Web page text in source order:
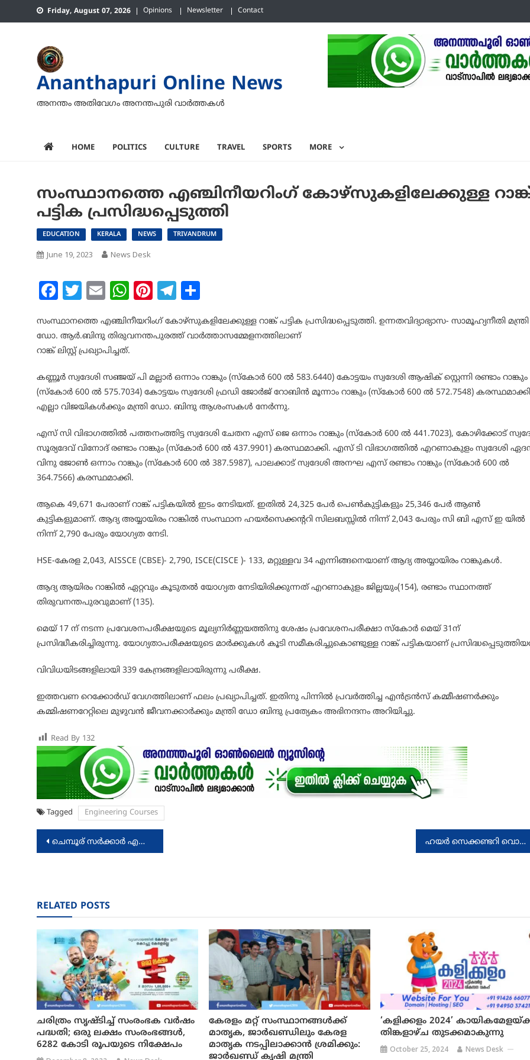
to
Friday, August 07, 2026 Opinions Newsletter Contact
Ananthapuri Online News
അനന്തം അതിവേഗം അനന്തപുരി വാര്‍ത്തകള്‍
HOME POLITICS CULTURE TRAVEL SPORTS MORE
സംസ്ഥാനത്തെ എഞ്ചിനീയറിംഗ് കോഴ്സുകളിലേക്കുള്ള
പട്ടിക പ്രസിദ്ധപ്പെടുത്തി
EDUCATION KERALA NEWS TRIVANDRUM
June 19, 2023 News Desk
Facebook
Twitter
EmailWhatsApp
Pinterest
Telegram
സംസ്ഥാനത്തെ എഞ്ചിനീയറിംഗ് കോഴ്സുകളിലേക്കുള്ള റാങ്ക് പട്ടിക പ്രസിദ്ധപ്പെടുത്തി. ഉന്നതവിദ്യാഭ്യാസ- സാമൂഹ്യനീതി മന്ത്രി
ഡോ. ആർ.ബിന്ദു തിരുവനന്തപുരത്ത് വാർത്താസമ്മേളനത്തിലാണ്
റാങ്ക് ലിസ്റ്റ് പ്രഖ്യാപിച്ചത്.
കണ്ണൂർ സ്വദേശി സഞ്ജയ് പി മല്ലാർ ഒന്നാം റാങ്കും (സ്കോർ 600 ൽ 583.6440) കോട്ടയം സ്വദേശി ആഷിക് സ്റ്റെന്നി രണ്ടാം റാങ്കും
(സ്കോർ 600 ൽ 575.7034) കോട്ടയം സ്വദേശി ഫ്രഡി ജോർജ് റോബിൻ മൂന്നാം റാങ്കും (സ്കോർ 600 ൽ 572.7548)
എല്ലാ വിജയികൾക്കും മന്ത്രി ഡോ. ബിന്ദു ആശംസകൾ നേർന്നു.
എസ് സി വിഭാഗത്തിൽ പത്തനംത്തിട്ട സ്വദേശി ചേതന എസ് ജെ ഒന്നാം റാങ്കും (സ്കോർ 600 ൽ 441.7023), കോഴിക്കോട്
സൂര്യദേവ് വിനോദ് രണ്ടാം റാങ്കും (സ്കോർ 600 ൽ 437.9901) കരസ്ഥമാക്കി. എസ് ടി വിഭാഗത്തിൽ എറണാകുളം സ്വദേശി
വിനു ജോൺ ഒന്നാം റാങ്കും (സ്കോർ 600 ൽ 387.5987), പാലക്കാട് സ്വദേശി അനഘ എസ് രണ്ടാം റാങ്കും (സ്കോർ 600 ൽ
364.7566) കരസ്ഥമാക്കി.
ആകെ 49,671 പേരാണ് റാങ്ക് പട്ടികയിൽ ഇടം നേടിയത്. ഇതിൽ 24,325 പേർ പെൺകുട്ടികളും 25,346 പേർ ആൺ
കുട്ടികളുമാണ്. ആദ്യ അയ്യായിരം റാങ്കിൽ സംസ്ഥാന ഹയർസെക്കന്ററി സിലബസ്സിൽ നിന്ന് 2,043 പേരും സി ബി എസ് ഇ യിൽ
നിന്ന് 2,790 പേരും യോഗ്യത നേടി.
HSE-കേരള 2,043, AISSCE (CBSE)- 2,790, ISCE(CISCE )- 133, മറ്റുള്ളവ 34 എന്നിങ്ങനെയാണ് ആദ്യ അയ്യായിരം റാങ്കുകൾ.
ആദ്യ ആയിരം റാങ്കിൽ ഏറ്റവും കൂടുതൽ യോഗ്യത നേടിയിരിക്കുന്നത് എറണാകുളം ജില്ലയും(154), രണ്ടാം സ്ഥാനത്ത്
തിരുവനന്തപുരവുമാണ് (135).
മെയ് 17 ന് നടന്ന പ്രവേശനപരീക്ഷയുടെ മൂല്യനിർണ്ണയത്തിനു ശേഷം പ്രവേശനപരീക്ഷാ സ്‍കോർ മെയ് 31ന്
പ്രസിദ്ധീകരിച്ചിരുന്നു. യോഗ്യതാപരീക്ഷയുടെ മാർക്കുകൾ കൂടി സമീകരിച്ചുകൊണ്ടുള്ള റാങ്ക് പട്ടികയാണ്
വിവിധയിടങ്ങളിലായി 339 കേന്ദ്രങ്ങളിലായിരുന്നു പരീക്ഷ.
ഇത്തവണ റെക്കോർഡ് വേഗത്തിലാണ് ഫലം പ്രഖ്യാപിച്ചത്. ഇതിനു പിന്നിൽ പ്രവർത്തിച്ച എൻട്രൻസ് കമ്മീഷണർക്കും
കമ്മിഷണറേറ്റിലെ മുഴുവൻ ജീവനക്കാർക്കും മന്ത്രി ഡോ ബിന്ദു പ്രത്യേകം അഭിനന്ദനം അറിയിച്ചു.
Read By 132
Tagged Engineering Courses
Post
ചെമ്പൂര് സര്‍ക്കാര്‍ എല്‍.പി സ്‌കൂളിന് പുതിയ ഓഡിറ്റോറിയം ഹയർ സെക്കണ്ടറി വൊക്കേഷണൽ വിഭാഗം നാഷണൽ സർവീസ് സ്കീം സെൽ സ്കൂൾ ദിനാചരണ കലണ്ടർ ദിനാചരണ
RELATED POSTS
ചരിത്രം സൃഷ്ടിച്ച്‌ സംരംഭക വര്‍ഷം
പദ്ധതി; ഒരു ലക്ഷം സംരംഭങ്ങള്‍,
6282 കോടി രൂപയുടെ നിക്ഷേപം
കേരളം മറ്റ് സംസ്ഥാനങ്ങള്‍ക്ക്
മാതൃക, ജാര്‍ഖണ്ഡിലും കേരള
മാതൃക നടപ്പിലാക്കാന്‍ ശ്രമിക്കും:
ജാര്‍ഖണ്ഡ് കൃഷി മന്ത്രി
‘കളിക്കളം 2024’
തിങ്കളാഴ്ച തുടക്കമാകുന്നു
October 25, 2024 News Desk